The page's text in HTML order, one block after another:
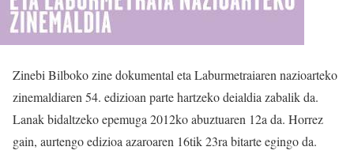
Zinebi Bilboko zine dokumental eta Laburmetraiaren nazioarteko
zinemaldiaren 54. edizioan parte hartzeko deialdia zabalik da.
Lanak bidaltzeko epemuga 2012ko abuztuaren 12a da. Horrez
gain, aurtengo edizioa azaroaren 16tik 23ra bitarte egingo da.